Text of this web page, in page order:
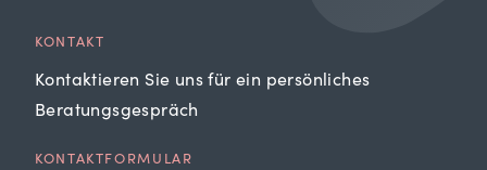
KONTAKT
Kontaktieren Sie uns für ein persönliches
Beratungsgespräch
KONTAKTFORMULAR